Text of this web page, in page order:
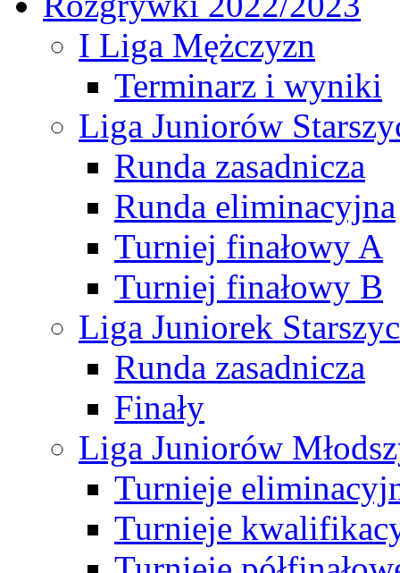
I Liga Mężczyzn
Terminarz i wyniki
Liga Juniorów
Runda zasadnicza
Runda eliminacyjna
Turniej finałowy A
Turniej finałowy B
Liga Juniorek
Runda zasadnicza
Finały
Liga Juniorów
Turnieje
Turnieje